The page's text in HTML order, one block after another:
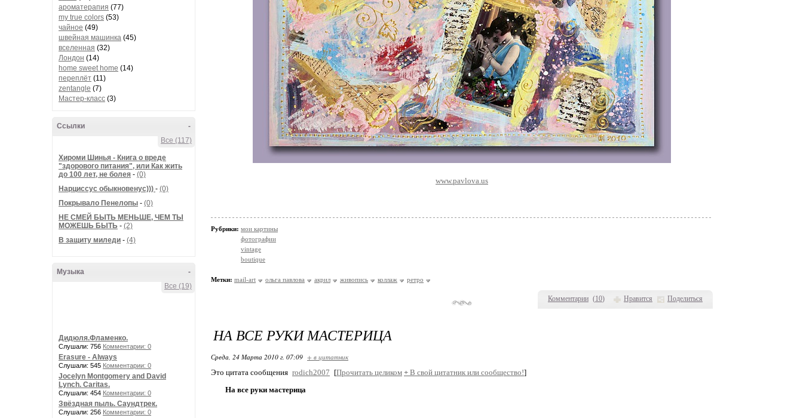
ароматерапия (77)
my true colors (53)
чайное (49)
швейная машинка (45)
вселенная (32)
Лондон (14)
home sweet home (14)
переплёт (11)
zentangle (7)
Мастер-класс (3)
-
Ссылки
Все (117)
Хироми Шинья - Книга о вреде
"здорового питания", или Как жить
до 100 лет, не болея - (0)
Нарциссус обыкновенус))) - (0)
Покрывало Пенелопы - (0)
НЕ СМЕЙ БЫТЬ МЕНЬШЕ, ЧЕМ ТЫ
МОЖЕШЬ БЫТЬ - (2)
В защиту миледи - (4)
-
Музыка
Все (19)
Дидюля.Фламенко.
Слушали: 756 Комментарии: 0
Erasure - Always
Слушали: 545 Комментарии: 0
Jocelyn Montgomery and David
Lynch. Caritas.
Слушали: 454 Комментарии: 0
Звёздная пыль. Саундтрек.
Слушали: 256 Комментарии: 0
Комментарии (10) Нравится Поделиться
www.pavlova.us
Рубрики: мои картины
фотографии
vintage
boutique
Метки: mail-art ольга павлова акрил живопись коллаж ретро
НА ВСЕ РУКИ МАСТЕРИЦА
Среда, 24 Марта 2010 г. 07:09 + в цитатник
Это цитата сообщения rodich2007 [Прочитать целиком + В свой цитатник или сообщество!]
На все руки мастерица